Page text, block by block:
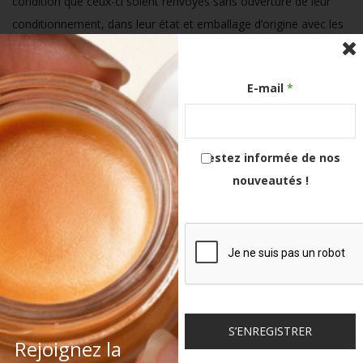
conditionnement, dans leur état et emballage d’origine avec les
documents l’accompagnant. Dès réception du produit en bonne
et due forme, Holigreen Skincare renverra, à ses frais, le produit
initialement commandé.
15- DROIT DE RÉTRACTATION
Le client dispose, dans un délai de 30 jours ouvrables à compter
de la livraison de sa commande, d’un droit de retour avec
remboursement des produits qui ne lui conviennent pas
conformément à l’article L 121–18 du Code de la
consommation. Si ce délai expire un samedi, un dimanche ou un
jour férié ou chômé, il est prorogé jusqu’au premier jour
ouvrable suivant. Le produit retourné devra l’être dans son état
et emballage d’origine. Il devra ne pas avoir été utilisé, ni avoir
subi de détérioration si minime soit elle et être dans un état de
Rejoignez la
E-mail*
Restez informée de nos
nouveautés !
S’ENREGISTRER